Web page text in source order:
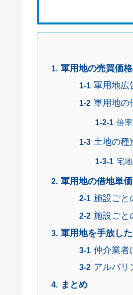
軍用地の売買価
軍用地広
軍用地の
倍
土地の種
宅
軍用地の借地単
施設ごと
施設ごと
軍用地を手放し
仲介業者
アルバリ
まとめ